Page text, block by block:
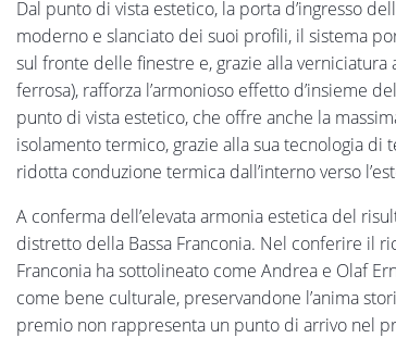
Dal punto di vista estetico, la porta d’ingresso
moderno e slanciato dei suoi profili, il sistema
sul fronte delle finestre e, grazie alla
ferrosa), rafforza l’armonioso effetto d’insieme
punto di vista estetico, che offre anche la
isolamento termico, grazie alla sua tecnologia di
ridotta conduzione termica dall’interno verso
A conferma dell’elevata armonia estetica del
distretto della Bassa Franconia. Nel conferire il
Franconia ha sottolineato come Andrea e Olaf
come bene culturale, preservandone l’anima
premio non rappresenta un punto di arrivo nel